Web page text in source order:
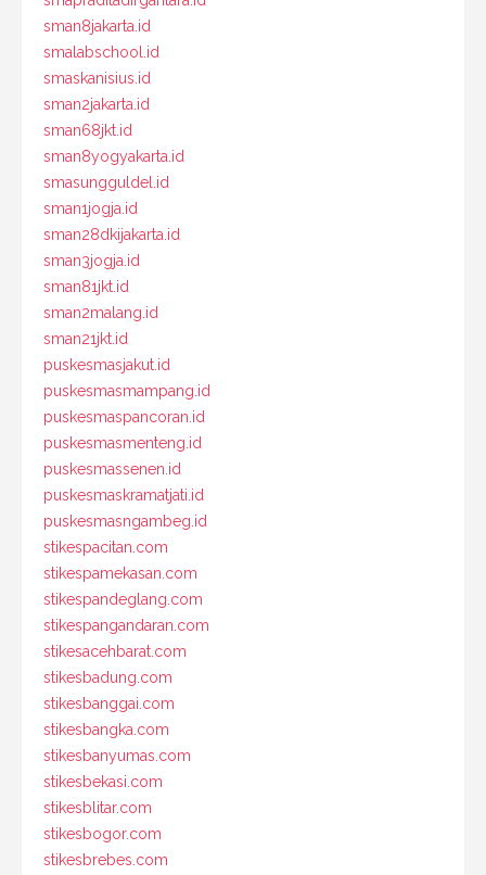
sman8jakarta.id
smalabschool.id
smaskanisius.id
sman2jakarta.id
sman68jkt.id
sman8yogyakarta.id
smasungguldel.id
sman1jogja.id
sman28dkijakarta.id
sman3jogja.id
sman81jkt.id
sman2malang.id
sman21jkt.id
puskesmasjakut.id
puskesmasmampang.id
puskesmaspancoran.id
puskesmasmenteng.id
puskesmassenen.id
puskesmaskramatjati.id
puskesmasngambeg.id
stikespacitan.com
stikespamekasan.com
stikespandeglang.com
stikespangandaran.com
stikesacehbarat.com
stikesbadung.com
stikesbanggai.com
stikesbangka.com
stikesbanyumas.com
stikesbekasi.com
stikesblitar.com
stikesbogor.com
stikesbrebes.com